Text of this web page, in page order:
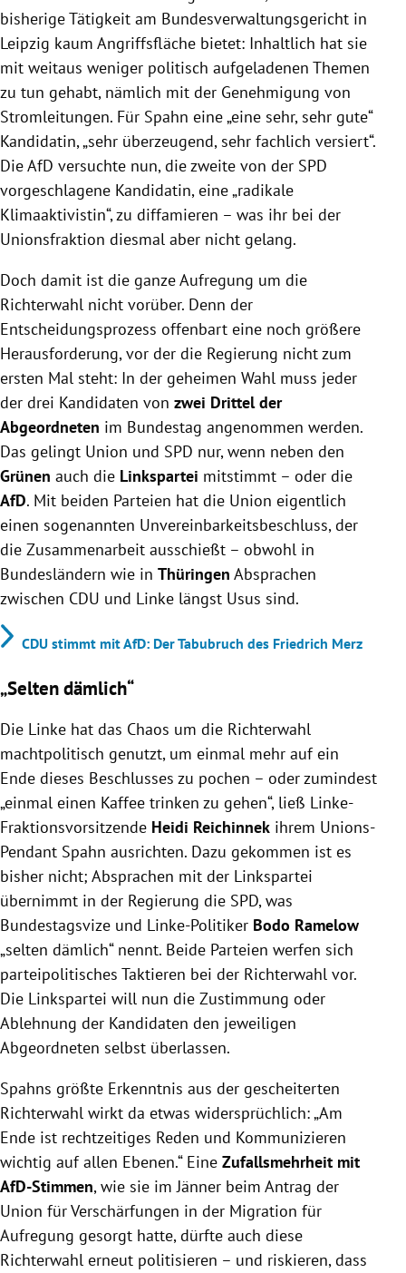
bisherige Tätigkeit am Bundesverwaltungsgericht in
Leipzig kaum Angriffsfläche bietet: Inhaltlich hat sie
mit weitaus weniger politisch aufgeladenen Themen
zu tun gehabt, nämlich mit der Genehmigung von
Stromleitungen. Für Spahn eine „eine sehr, sehr gute“
Kandidatin, „sehr überzeugend, sehr fachlich versiert“.
Die AfD versuchte nun, die zweite von der SPD
vorgeschlagene Kandidatin, eine „radikale
Klimaaktivistin“, zu diffamieren – was ihr bei der
Unionsfraktion diesmal aber nicht gelang.
Doch damit ist die ganze Aufregung um die
Richterwahl nicht vorüber. Denn der
Entscheidungsprozess offenbart eine noch größere
Herausforderung, vor der die Regierung nicht zum
ersten Mal steht: In der geheimen Wahl muss jeder
der drei Kandidaten von zwei Drittel der
Abgeordneten im Bundestag angenommen werden.
Das gelingt Union und SPD nur, wenn neben den
Grünen auch die Linkspartei mitstimmt – oder die
AfD. Mit beiden Parteien hat die Union eigentlich
einen sogenannten Unvereinbarkeitsbeschluss, der
die Zusammenarbeit ausschießt – obwohl in
Bundesländern wie in Thüringen Absprachen
zwischen CDU und Linke längst Usus sind.
CDU stimmt mit AfD: Der Tabubruch des Friedrich Merz
„Selten dämlich“
Die Linke hat das Chaos um die Richterwahl
machtpolitisch genutzt, um einmal mehr auf ein
Ende dieses Beschlusses zu pochen – oder zumindest
„einmal einen Kaffee trinken zu gehen“, ließ Linke-
Fraktionsvorsitzende Heidi Reichinnek ihrem Unions-
Pendant Spahn ausrichten. Dazu gekommen ist es
bisher nicht; Absprachen mit der Linkspartei
übernimmt in der Regierung die SPD, was
Bundestagsvize und Linke-Politiker Bodo Ramelow
„selten dämlich“ nennt. Beide Parteien werfen sich
parteipolitisches Taktieren bei der Richterwahl vor.
Die Linkspartei will nun die Zustimmung oder
Ablehnung der Kandidaten den jeweiligen
Abgeordneten selbst überlassen.
Spahns größte Erkenntnis aus der gescheiterten
Richterwahl wirkt da etwas widersprüchlich: „Am
Ende ist rechtzeitiges Reden und Kommunizieren
wichtig auf allen Ebenen.“ Eine Zufallsmehrheit mit
AfD-Stimmen, wie sie im Jänner beim Antrag der
Union für Verschärfungen in der Migration für
Aufregung gesorgt hatte, dürfte auch diese
Richterwahl erneut politisieren – und riskieren, dass